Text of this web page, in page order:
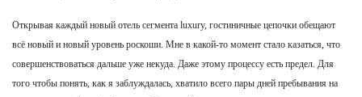
Открывая каждый новый отель сегмента luxury, гостиничные цепочки обещают
всё новый и новый уровень роскоши. Мне в какой-то момент стало казаться, что
совершенствоваться дальше уже некуда. Даже этому процессу есть предел. Для
того чтобы понять, как я заблуждалась, хватило всего пары дней пребывания на